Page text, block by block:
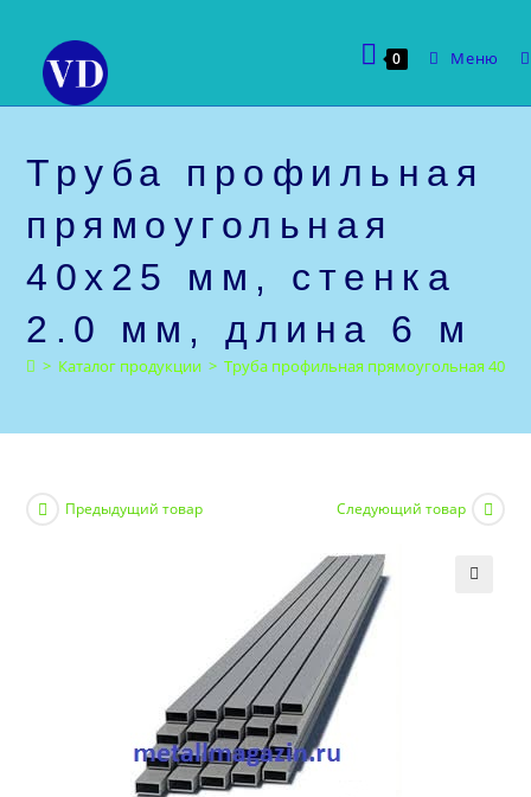
содержимому
0 Меню
Труба профильная
прямоугольная
40х25 мм, стенка
2.0 мм, длина 6 м
> Каталог продукции > Труба профильная прямоугольная
Предыдущий товар Следующий товар